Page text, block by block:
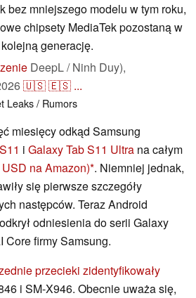
bez mniejszego modelu w tym roku,
chipsety MediaTek pozostaną w
generację.
DeepL / Ninh Duy),
🇺🇸🇪🇸 ...
Leaks / Rumors
miesięcy odkąd Samsung
i Galaxy Tab S11 Ultra na całym
na Amazon) . Niemniej jednak,
się pierwsze szczegóły
następców. Teraz Android
odniesienia do serii Galaxy
Core firmy Samsung.
przecieki zidentyfikowały
i SM-X946. Obecnie uważa się,